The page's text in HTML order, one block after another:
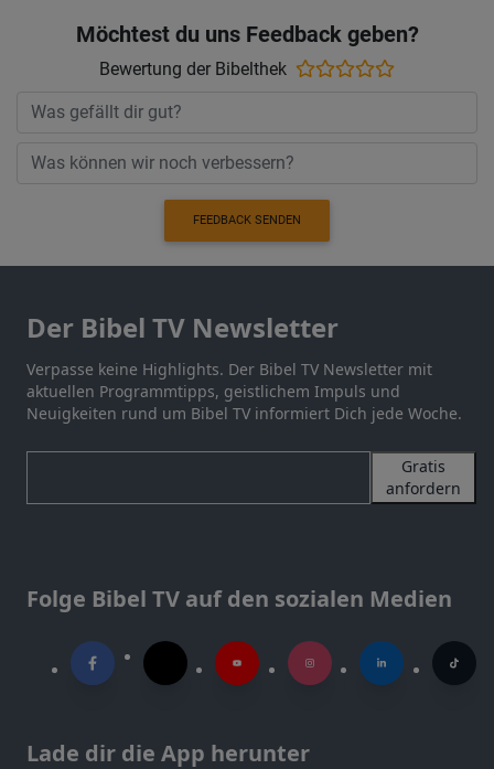
Möchtest du uns Feedback geben?
Bewertung der Bibelthek
FEEDBACK SENDEN
Der Bibel TV Newsletter
Verpasse keine Highlights. Der Bibel TV Newsletter mit
aktuellen Programmtipps, geistlichem Impuls und
Neuigkeiten rund um Bibel TV informiert Dich jede Woche.
Gratis
anfordern
Folge Bibel TV auf den sozialen Medien
Lade dir die App herunter